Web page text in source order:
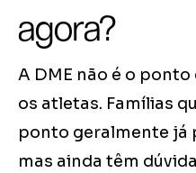
agora?
A DME não é o
os atletas. Famílias
ponto geralmente já
mas ainda têm